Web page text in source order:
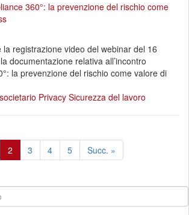
360°: la prevenzione del rischio come
la registrazione video del webinar del 16
documentazione relativa all’incontro
la prevenzione del rischio come valore di
Privacy Sicurezza del lavoro
2 3 4 5 Succ. »